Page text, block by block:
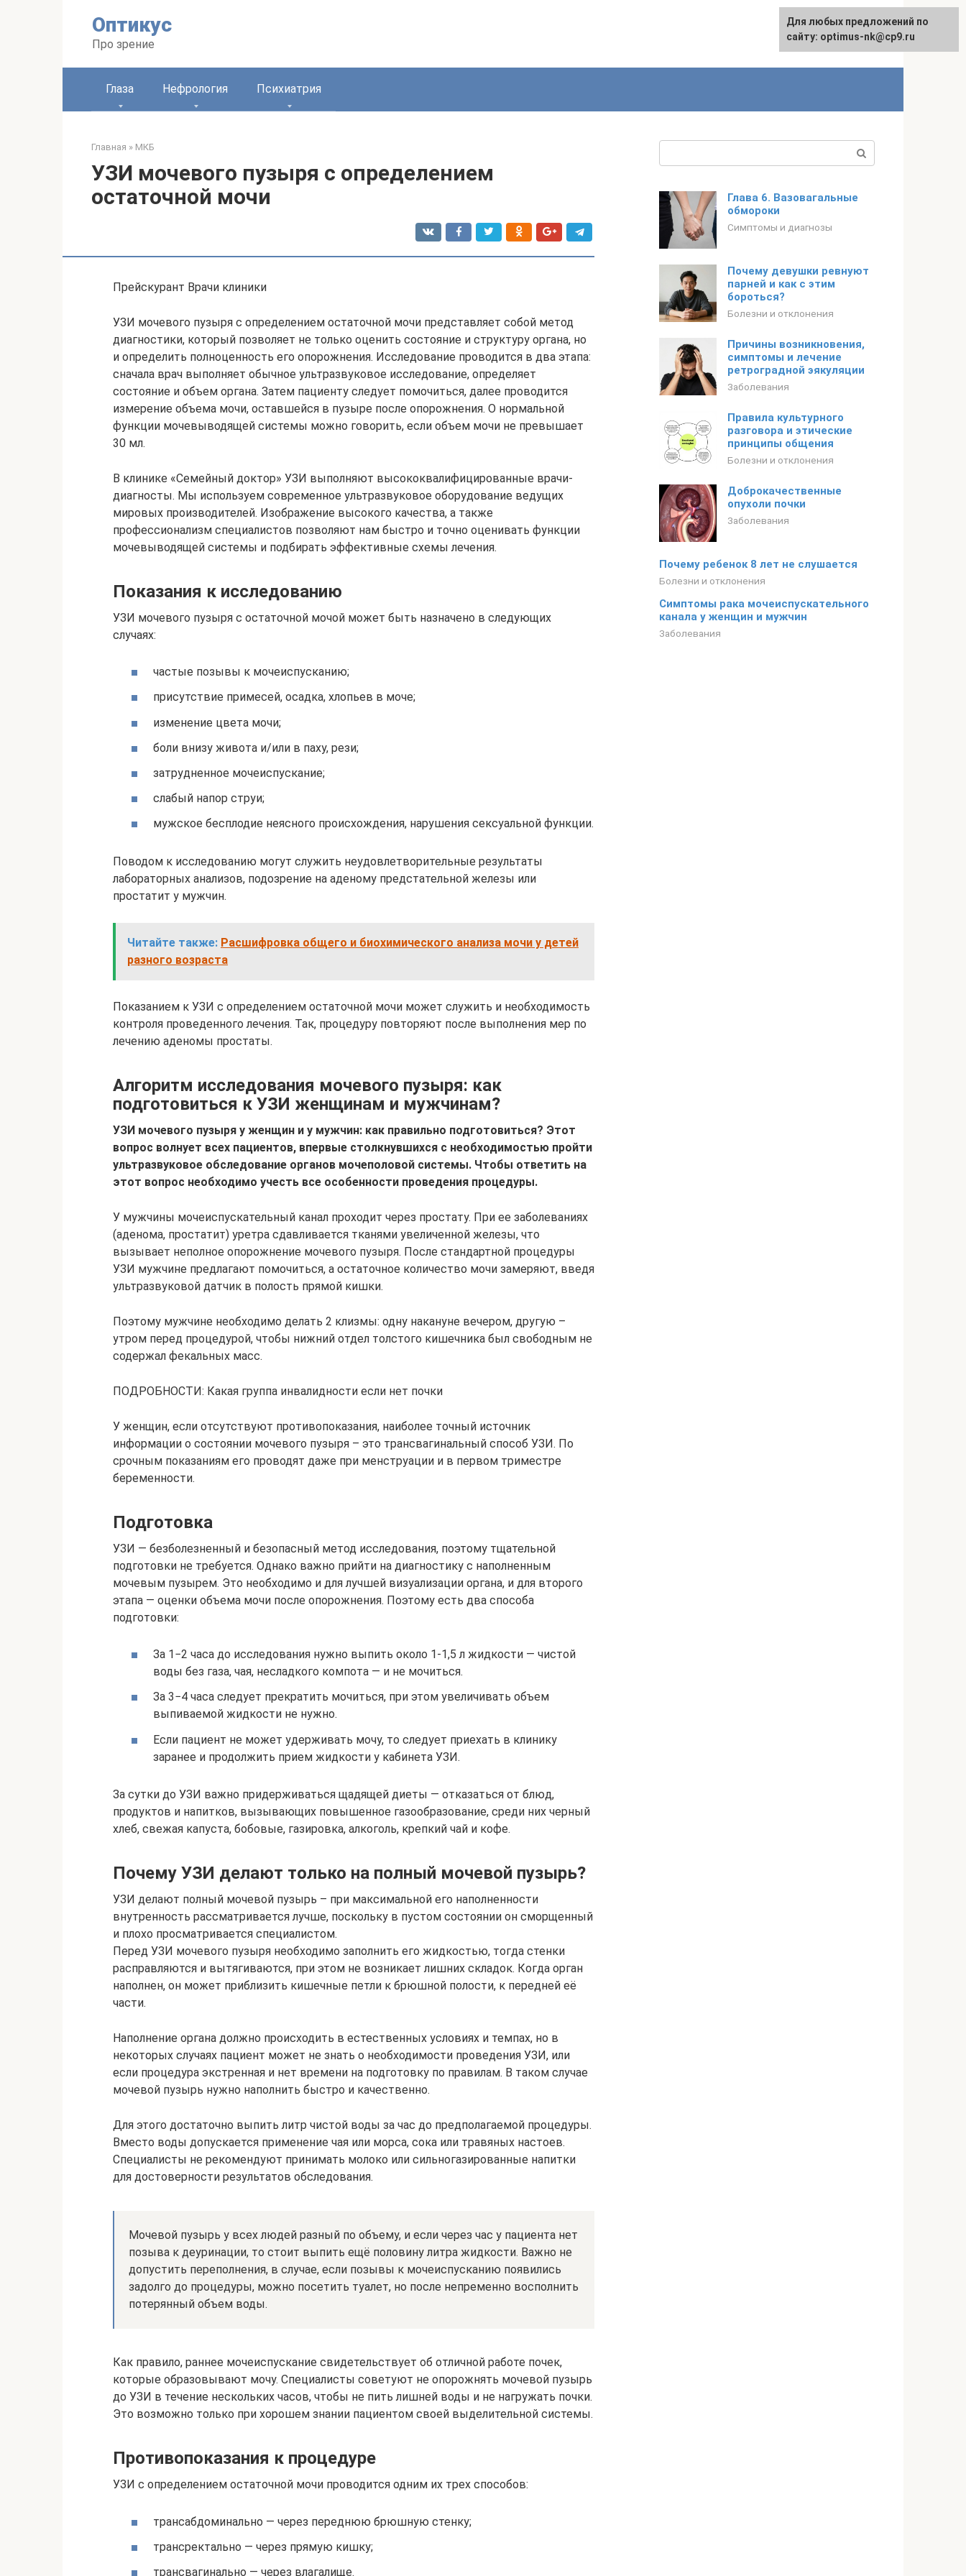
Оптикус
Про зрение
English
Глаза Нефрология Психиатрия
Главная » МКБ
УЗИ мочевого пузыря с определением
остаточной мочи
Прейскурант Врачи клиники
УЗИ мочевого пузыря с определением остаточной мочи представляет собой метод
диагностики, который позволяет не только оценить состояние и структуру органа, но
и определить полноценность его опорожнения. Исследование проводится в два этапа:
сначала врач выполняет обычное ультразвуковое исследование, определяет
состояние и объем органа. Затем пациенту следует помочиться, далее проводится
измерение объема мочи, оставшейся в пузыре после опорожнения. О нормальной
функции мочевыводящей системы можно говорить, если объем мочи не превышает
30 мл.
В клинике «Семейный доктор» УЗИ выполняют высококвалифицированные врачи-
диагносты. Мы используем современное ультразвуковое оборудование ведущих
мировых производителей. Изображение высокого качества, а также
профессионализм специалистов позволяют нам быстро и точно оценивать функции
мочевыводящей системы и подбирать эффективные схемы лечения.
Показания к исследованию
УЗИ мочевого пузыря с остаточной мочой может быть назначено в следующих
случаях:
частые позывы к мочеиспусканию;
присутствие примесей, осадка, хлопьев в моче;
изменение цвета мочи;
боли внизу живота и/или в паху, рези;
затрудненное мочеиспускание;
слабый напор струи;
мужское бесплодие неясного происхождения, нарушения сексуальной функции.
Поводом к исследованию могут служить неудовлетворительные результаты
лабораторных анализов, подозрение на аденому предстательной железы или
простатит у мужчин.
Читайте также: Расшифровка общего и биохимического анализа мочи у детей
разного возраста
Показанием к УЗИ с определением остаточной мочи может служить и необходимость
контроля проведенного лечения. Так, процедуру повторяют после выполнения мер по
лечению аденомы простаты.
Алгоритм исследования мочевого пузыря: как
подготовиться к УЗИ женщинам и мужчинам?
УЗИ мочевого пузыря у женщин и у мужчин: как правильно подготовиться? Этот
вопрос волнует всех пациентов, впервые столкнувшихся с необходимостью пройти
ультразвуковое обследование органов мочеполовой системы. Чтобы ответить на
этот вопрос необходимо учесть все особенности проведения процедуры.
У мужчины мочеиспускательный канал проходит через простату. При ее заболеваниях
(аденома, простатит) уретра сдавливается тканями увеличенной железы, что
вызывает неполное опорожнение мочевого пузыря. После стандартной процедуры
УЗИ мужчине предлагают помочиться, а остаточное количество мочи замеряют, введя
ультразвуковой датчик в полость прямой кишки.
Поэтому мужчине необходимо делать 2 клизмы: одну накануне вечером, другую –
утром перед процедурой, чтобы нижний отдел толстого кишечника был свободным не
содержал фекальных масс.
ПОДРОБНОСТИ: Какая группа инвалидности если нет почки
У женщин, если отсутствуют противопоказания, наиболее точный источник
информации о состоянии мочевого пузыря – это трансвагинальный способ УЗИ. По
срочным показаниям его проводят даже при менструации и в первом триместре
беременности.
Подготовка
УЗИ — безболезненный и безопасный метод исследования, поэтому тщательной
подготовки не требуется. Однако важно прийти на диагностику с наполненным
мочевым пузырем. Это необходимо и для лучшей визуализации органа, и для второго
этапа — оценки объема мочи после опорожнения. Поэтому есть два способа
подготовки:
За 1−2 часа до исследования нужно выпить около 1-1,5 л жидкости — чистой
воды без газа, чая, несладкого компота — и не мочиться.
За 3−4 часа следует прекратить мочиться, при этом увеличивать объем
выпиваемой жидкости не нужно.
Если пациент не может удерживать мочу, то следует приехать в клинику
заранее и продолжить прием жидкости у кабинета УЗИ.
За сутки до УЗИ важно придерживаться щадящей диеты — отказаться от блюд,
продуктов и напитков, вызывающих повышенное газообразование, среди них черный
хлеб, свежая капуста, бобовые, газировка, алкоголь, крепкий чай и кофе.
Почему УЗИ делают только на полный мочевой пузырь?
УЗИ делают полный мочевой пузырь – при максимальной его наполненности
внутренность рассматривается лучше, поскольку в пустом состоянии он сморщенный
и плохо просматривается специалистом.
Перед УЗИ мочевого пузыря необходимо заполнить его жидкостью, тогда стенки
расправляются и вытягиваются, при этом не возникает лишних складок. Когда орган
наполнен, он может приблизить кишечные петли к брюшной полости, к передней её
части.
Наполнение органа должно происходить в естественных условиях и темпах, но в
некоторых случаях пациент может не знать о необходимости проведения УЗИ, или
если процедура экстренная и нет времени на подготовку по правилам. В таком случае
мочевой пузырь нужно наполнить быстро и качественно.
Для этого достаточно выпить литр чистой воды за час до предполагаемой процедуры.
Вместо воды допускается применение чая или морса, сока или травяных настоев.
Специалисты не рекомендуют принимать молоко или сильногазированные напитки
для достоверности результатов обследования.
Мочевой пузырь у всех людей разный по объему, и если через час у пациента нет
позыва к деуринации, то стоит выпить ещё половину литра жидкости. Важно не
допустить переполнения, в случае, если позывы к мочеиспусканию появились
задолго до процедуры, можно посетить туалет, но после непременно восполнить
потерянный объем воды.
Как правило, раннее мочеиспускание свидетельствует об отличной работе почек,
которые образовывают мочу. Специалисты советуют не опорожнять мочевой пузырь
до УЗИ в течение нескольких часов, чтобы не пить лишней воды и не нагружать почки.
Это возможно только при хорошем знании пациентом своей выделительной системы.
Противопоказания к процедуре
УЗИ с определением остаточной мочи проводится одним их трех способов:
трансабдоминально — через переднюю брюшную стенку;
трансректально — через прямую кишку;
трансвагинально — через влагалище.
Глава 6. Вазовагальные
обмороки
Симптомы и диагнозы
Почему девушки ревнуют
парней и как с этим
бороться?
Болезни и отклонения
Причины возникновения,
симптомы и лечение
ретроградной эякуляции
Заболевания
Правила культурного
разговора и этические
принципы общения
Болезни и отклонения
Доброкачественные
опухоли почки
Заболевания
Почему ребенок 8 лет не слушается
Болезни и отклонения
Симптомы рака мочеиспускательного
канала у женщин и мужчин
Заболевания
Для любых предложений по
сайту: optimus-nk@cp9.ru